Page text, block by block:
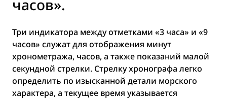
часов».
Три индикатора между отметками «3 часа» и «9
часов» служат для отображения минут
хронометража, часов, а также показаний малой
секундной стрелки. Стрелку хронографа легко
определить по изысканной детали морского
характера, а текущее время указывается